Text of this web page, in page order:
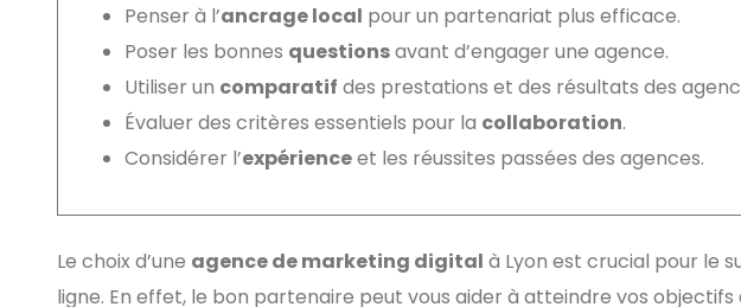
Penser à l’ancrage local pour un partenariat plus efficace.
Poser les bonnes questionsavant d’engager une agence.
Utiliser un comparatif des prestations et des résultats des
Évaluer des critères essentiels pour la collaboration.
Considérer l’expérienceet les réussites passées des agences.
Le choix d’une agence de marketing digital à Lyon est crucial pour le
ligne. En effet, le bon partenaire peut vous aider à atteindre vos objectifs